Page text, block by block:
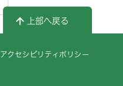
上部へ戻る
アクセシビリティポリシー